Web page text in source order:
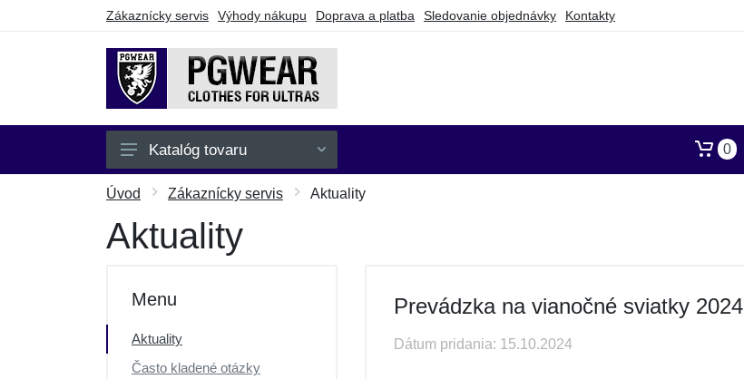
Zákaznícky servis Výhody nákupu Doprava a platba Sledovanie objednávky Kontakty
Pánske
Dámske
Katalóg tovaru 0
Úvod Zákaznícky servis Aktuality
Aktuality
Menu
Aktuality
Často kladené otázky
Prevádzka na vianočné sviatky 2024
Dátum pridania: 15.10.2024